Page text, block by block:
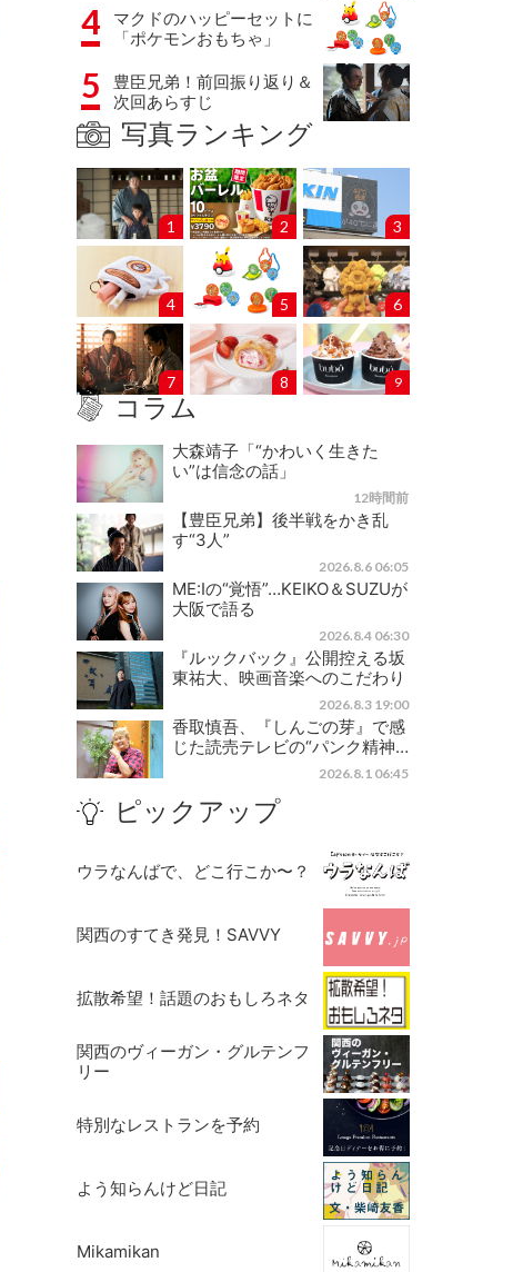
4
マクドのハッピーセットに
「ポケモンおもちゃ」
5
豊臣兄弟！前回振り返り＆
次回あらすじ
写真ランキング
1 2 3
4 5 6
7 8 9
コラム
大森靖子「“かわいく生きた
い”は信念の話」
12時間前
【豊臣兄弟】後半戦をかき乱
す“3人”
2026.8.6 06:05
ME:Iの“覚悟”…KEIKO＆SUZUが
大阪で語る
2026.8.4 06:30
『ルックバック』公開控える坂
東祐大、映画音楽へのこだわり
2026.8.3 19:00
香取慎吾、『しんごの芽』で感
じた読売テレビの“パンク精神…
2026.8.1 06:45
ピックアップ
ウラなんばで、どこ行こか〜？
関西のすてき発見！SAVVY
拡散希望！話題のおもしろネタ
関西のヴィーガン・グルテンフ
リー
特別なレストランを予約
よう知らんけど日記
Mikamikan